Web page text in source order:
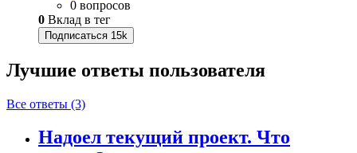
0 вопросов
0 Вклад в тег
Подписаться 15k
Лучшие ответы пользователя
Все ответы (3)
Надоел текущий проект. Что